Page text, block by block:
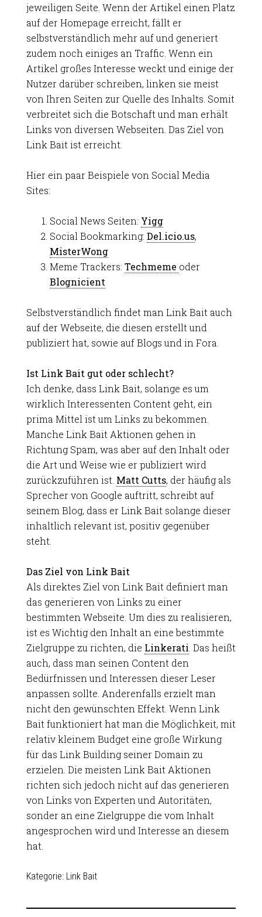
jeweiligen Seite. Wenn der Artikel einen Platz
auf der Homepage erreicht, fällt er
selbstverständlich mehr auf und generiert
zudem noch einiges an Traffic. Wenn ein
Artikel großes Interesse weckt und einige der
Nutzer darüber schreiben, linken sie meist
von Ihren Seiten zur Quelle des Inhalts. Somit
verbreitet sich die Botschaft und man erhält
Links von diversen Webseiten. Das Ziel von
Link Bait ist erreicht.
Hier ein paar Beispiele von Social Media
Sites:
Social News Seiten: Yigg
Social Bookmarking: Del.icio.us,
MisterWong
Meme Trackers: Techmeme oder
Blognicient
Selbstverständlich findet man Link Bait auch
auf der Webseite, die diesen erstellt und
publiziert hat, sowie auf Blogs und in Fora.
Ist Link Bait gut oder schlecht?
Ich denke, dass Link Bait, solange es um
wirklich Interessenten Content geht, ein
prima Mittel ist um Links zu bekommen.
Manche Link Bait Aktionen gehen in
Richtung Spam, was aber auf den Inhalt oder
die Art und Weise wie er publiziert wird
zurückzuführen ist. Matt Cutts, der häufig als
Sprecher von Google auftritt, schreibt auf
seinem Blog, dass er Link Bait solange dieser
inhaltlich relevant ist, positiv gegenüber
steht.
Das Ziel von Link Bait
Als direktes Ziel von Link Bait definiert man
das generieren von Links zu einer
bestimmten Webseite. Um dies zu realisieren,
ist es Wichtig den Inhalt an eine bestimmte
Zielgruppe zu richten, die Linkerati . Das heißt
auch, dass man seinen Content den
Bedürfnissen und Interessen dieser Leser
anpassen sollte. Anderenfalls erzielt man
nicht den gewünschten Effekt. Wenn Link
Bait funktioniert hat man die Möglichkeit, mit
relativ kleinem Budget eine große Wirkung
für das Link Building seiner Domain zu
erzielen. Die meisten Link Bait Aktionen
richten sich jedoch nicht auf das generieren
von Links von Experten und Autoritäten,
sonder an eine Zielgruppe die vom Inhalt
angesprochen wird und Interesse an diesem
hat.
Kategorie: Link Bait